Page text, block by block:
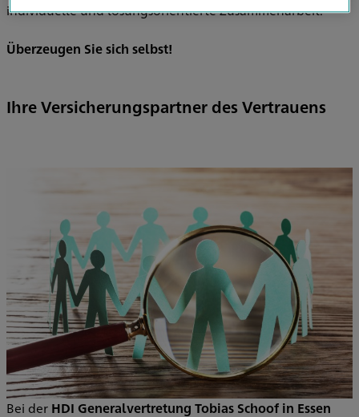
individuelle und lösungsorientierte Zusammenarbeit.
Überzeugen Sie sich selbst!
Ihre Versicherungspartner des Vertrauens
Bei der HDI Generalvertretung Tobias Schoof in Essen